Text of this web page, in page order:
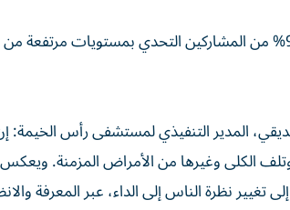
المدير التنفيذي لمستشفى رأس الخيمة:
الكلى وغيرها من الأمراض المزمنة.
تغيير نظرة الناس إلى الداء، عبر المعرفة